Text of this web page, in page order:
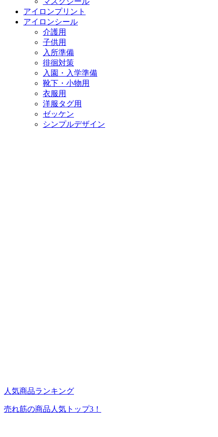
アイロンプリント
アイロンシール
介護用
子供用
入所準備
徘徊対策
入園・入学準備
靴下・小物用
衣服用
洋服タグ用
ゼッケン
シンプルデザイン
人気商品ランキング
売れ筋の商品人気トップ3！